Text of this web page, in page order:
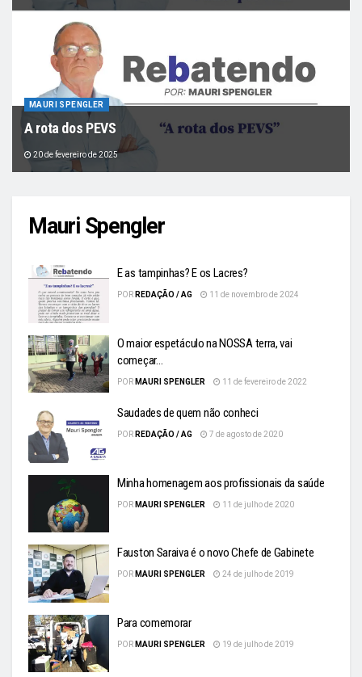
MAURI SPENGLER
A rota dos PEVS
20 de fevereiro de 2025
Mauri Spengler
E as tampinhas? E os Lacres?
POR REDAÇÃO / AG 11 de novembro de 2024
O maior espetáculo na NOSSA terra, vai
começar…
POR MAURI SPENGLER 11 de fevereiro de 2022
Saudades de quem não conheci
POR REDAÇÃO / AG 7 de agosto de 2020
Minha homenagem aos profissionais da saúde
POR MAURI SPENGLER 11 de julho de 2020
Fauston Saraiva é o novo Chefe de Gabinete
POR MAURI SPENGLER 24 de julho de 2019
Para comemorar
POR MAURI SPENGLER 19 de julho de 2019